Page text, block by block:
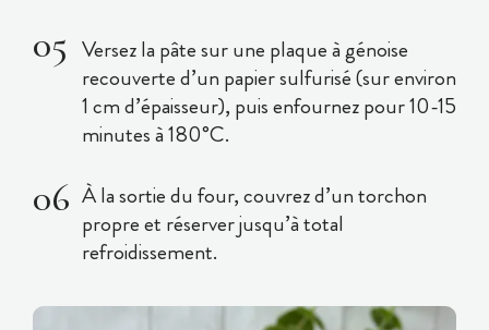
Versez la pâte sur une plaque à génoise
recouverte d’un papier sulfurisé (sur environ
1 cm d’épaisseur), puis enfournez pour 10-15
minutes à 180°C.
À la sortie du four, couvrez d’un torchon
propre et réserver jusqu’à total
refroidissement.